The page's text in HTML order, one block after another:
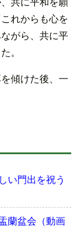
れからも心を
がら、共に平
。
傾けた後、一
門出を祝う
蘭盆会（動画